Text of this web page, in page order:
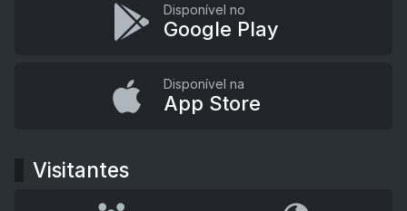
Disponível no
Google Play
Disponível na
App Store
Visitantes